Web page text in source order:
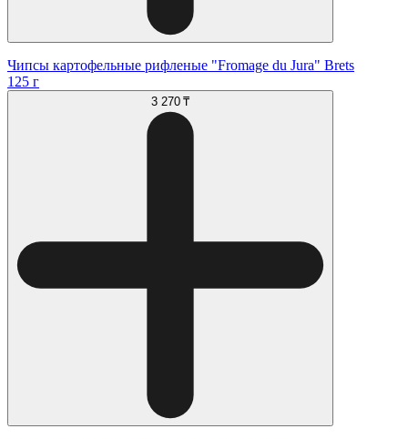
Чипсы картофельные рифленые "Fromage du Jura" Brets
125 г
3 270 ₸